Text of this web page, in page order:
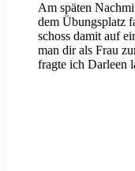
Am späten
dem Übungsplatz
schoss damit auf
man dir als Frau
fragte ich Darleen